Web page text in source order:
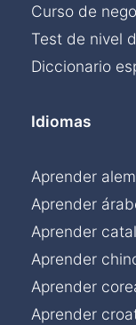
Curso de
Test de nivel
Diccionario
Idiomas
Aprender
Aprender
Aprender
Aprender
Aprender
Aprender